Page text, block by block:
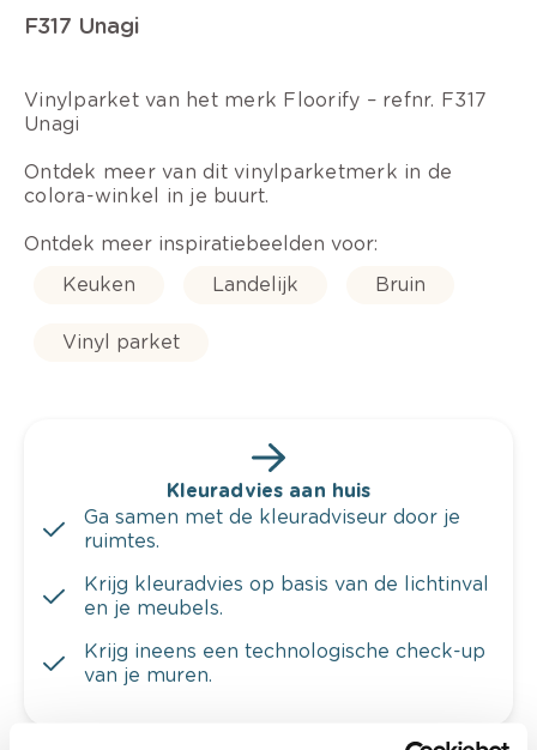
F317 Unagi
Vinylparket van het merk Floorify – refnr. F317
Unagi
Ontdek meer van dit vinylparketmerk in de
colora-winkel in je buurt.
Ontdek meer inspiratiebeelden voor:
Keuken
Landelijk Bruin
Vinyl parket
Kleuradvies aan huis
Ga samen met de kleuradviseur door je
ruimtes.
Krijg kleuradvies op basis van de lichtinval
en je meubels.
Krijg ineens een technologische check-up
van je muren.